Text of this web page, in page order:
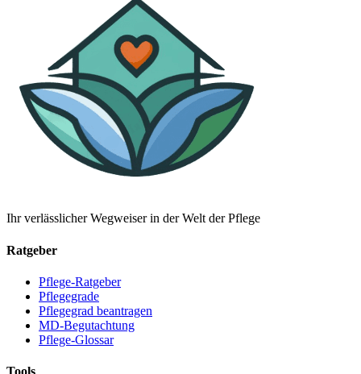
Ihr verlässlicher Wegweiser in der Welt der Pflege
Ratgeber
Pflege-Ratgeber
Pflegegrade
Pflegegrad beantragen
MD-Begutachtung
Pflege-Glossar